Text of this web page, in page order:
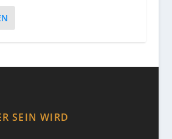
SEIN WIRD